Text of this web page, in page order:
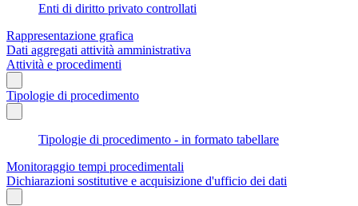
Enti di diritto privato controllati
Rappresentazione grafica
Dati aggregati attività amministrativa
Attività e procedimenti
Tipologie di procedimento
Tipologie di procedimento - in formato tabellare
Monitoraggio tempi procedimentali
Dichiarazioni sostitutive e acquisizione d'ufficio dei dati